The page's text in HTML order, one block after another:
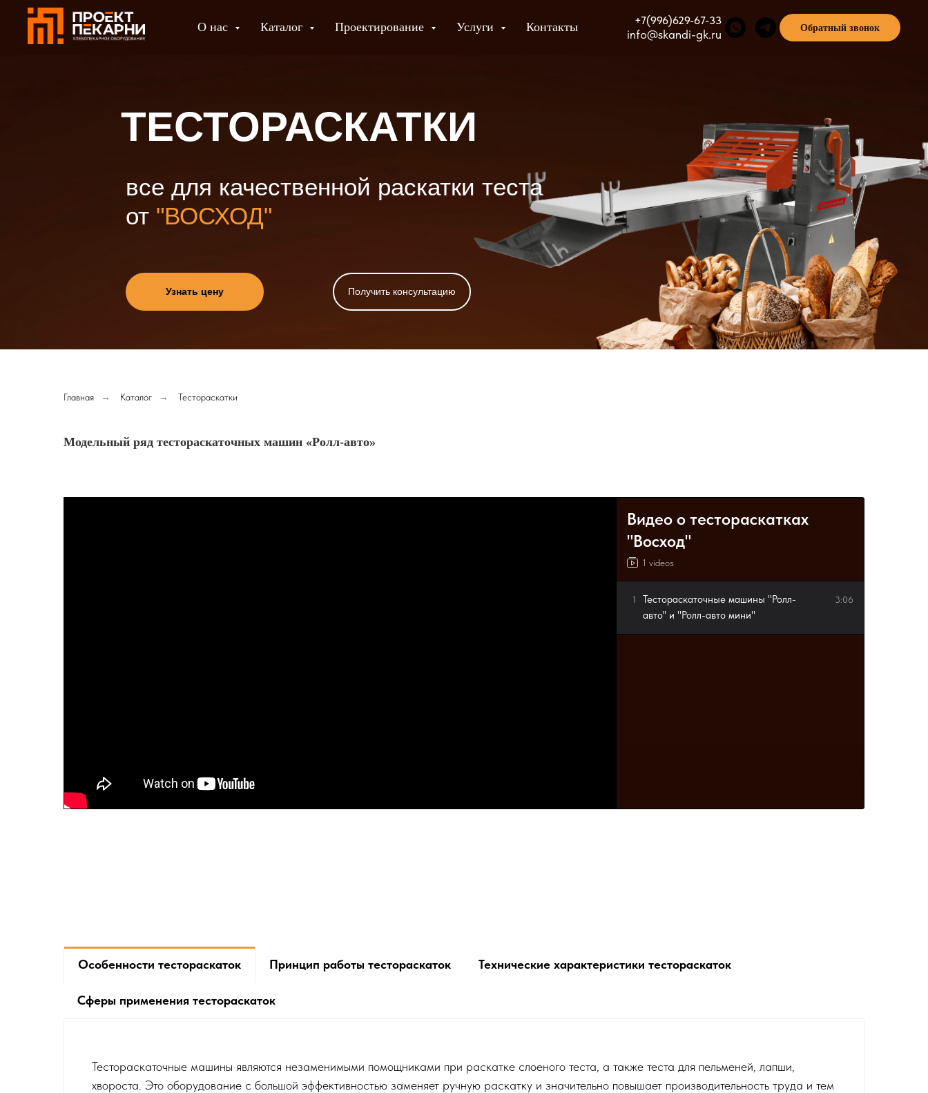
О нас Каталог Проектирование Услуги Контакты +7(996)629-67-33
info@skandi-gk.ru Обратный звонок
ТЕСТОРАСКАТКИ
все для качественной раскатки теста
от "ВОСХОД"
Получить консультацию
Узнать цену
Главная → Каталог → Тестораскатки
Модельный ряд тестораскаточных машин «Ролл-авто»
Видео о тестораскатках
"Восход"
1 videos
1
Тестораскаточные машины "Ролл-
авто" и "Ролл-авто мини"
3:06
Особенности тестораскаток Принцип работы тестораскаток Технические характеристики тестораскаток
Сферы применения тестораскаток
Тестораскаточные машины являются незаменимыми помощниками при раскатке слоеного теста, а также теста для пельменей, лапши,
хвороста. Это оборудование с большой эффективностью заменяет ручную раскатку и значительно повышает производительность труда и тем